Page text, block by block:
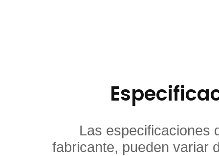
Las especificaciones
fabricante, pueden variar